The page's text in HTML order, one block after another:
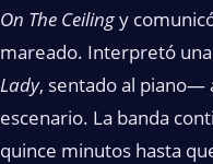
On The Ceilingy
mareado. Interpretó
Lady, sentado al piano—
escenario. La banda
quince minutos hasta